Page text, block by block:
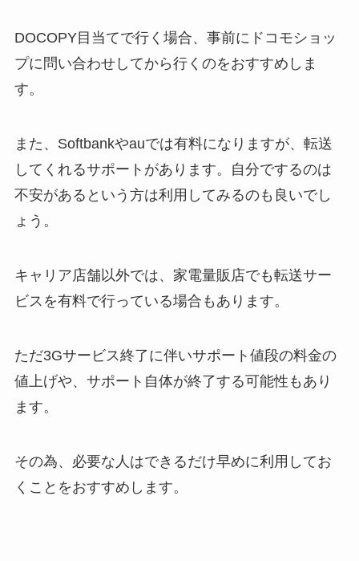
DOCOPY目当てで行く場合、 事前にドコモショッ
プに問い合わせしてから行くのをおすすめしま
す。
また、Softbankやauでは有料になりますが、 転送
してくれるサポートがあります。
自分でするのは
不安があるという方は利用してみるのも良いでし
ょう。
キャリア店舗以外では、 家電量販店でも転送サー
ビスを有料で行っている場合もあります。
ただ3Gサービス終了に伴いサポート値段の料金の
値上げや、 サポート自体が終了する可能性もあり
ます。
その為、必要な人はできるだけ早めに利用してお
くことをおすすめします。